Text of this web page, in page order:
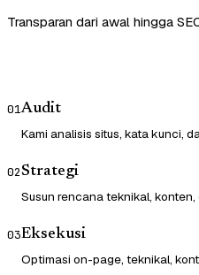
Transparan dari awal hingga
01Audit
Kami analisis situs, kata kunci,
02Strategi
Susun rencana teknikal,
03Eksekusi
Optimasi on-page, teknikal,